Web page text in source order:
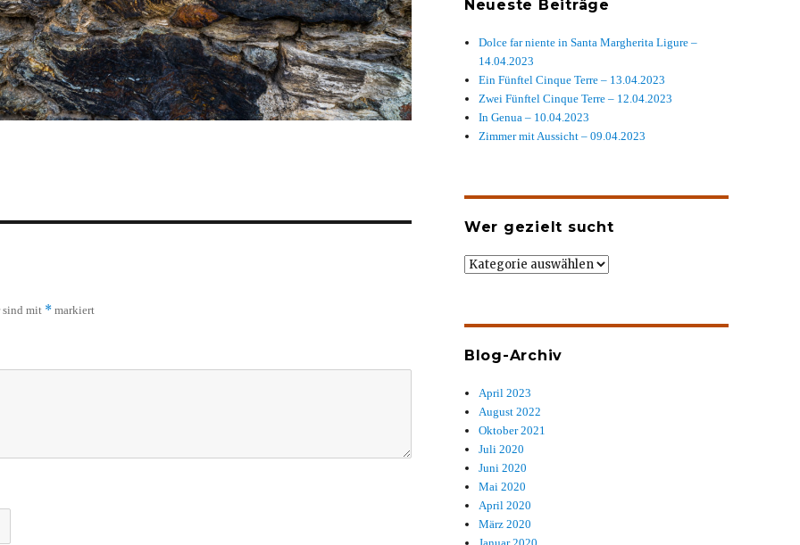
sind mit * markiert
Neueste Beiträge
Dolce far niente in Santa Margherita Ligure –
14.04.2023
Ein Fünftel Cinque Terre – 13.04.2023
Zwei Fünftel Cinque Terre – 12.04.2023
In Genua – 10.04.2023
Zimmer mit Aussicht – 09.04.2023
Wer gezielt sucht
Wer
Blog-Archiv
April 2023
August 2022
Oktober 2021
Juli 2020
Juni 2020
Mai 2020
April 2020
März 2020